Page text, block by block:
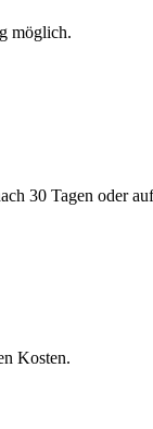
möglich.
30 Tagen oder
Kosten.